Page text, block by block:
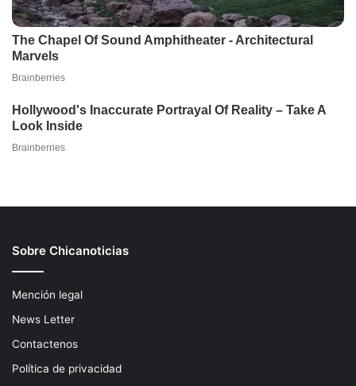
Sobre Chicanoticias
Mención legal
News Letter
Contactenos
Política de privacidad